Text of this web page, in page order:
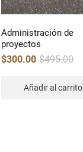
Administración de
proyectos
$495.00
$300.00
Añadir al carrito